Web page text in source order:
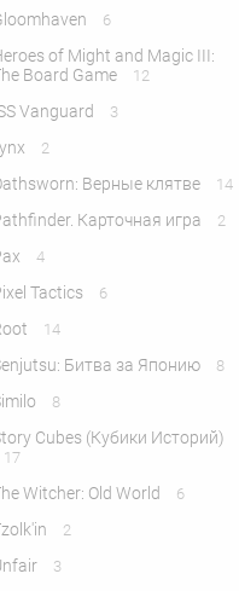
6
of Might and Magic III:
Board Game
12
Vanguard 3
2
Верные клятве 14
Карточная игра 2
4
Tactics 6
14
Битва за Японию 8
8
Cubes (Кубики Историй)
17
Witcher: Old World 6
2
3